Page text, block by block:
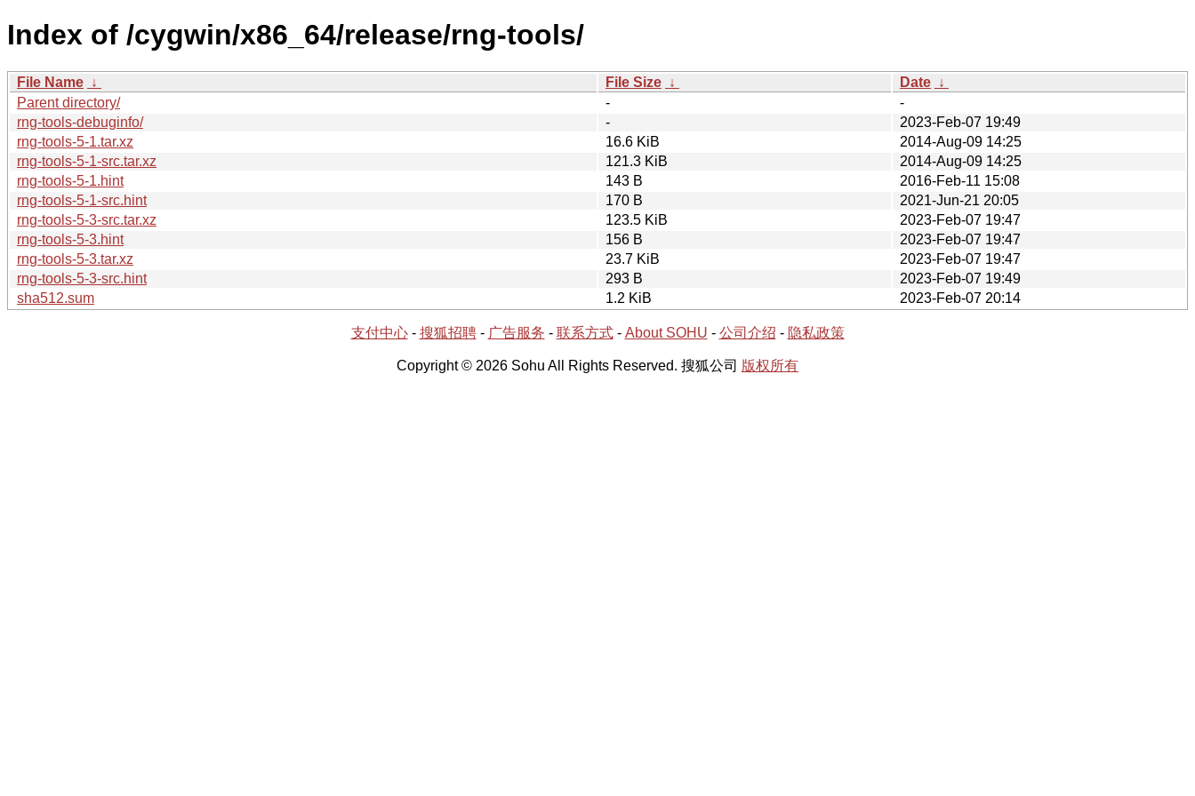
Index of /cygwin/x86_64/release/rng-tools/
File Name ↓ File Size ↓ Date ↓
Parent directory/
-
-
rng-tools-debuginfo/
-
2023-Feb-07 19:49
rng-tools-5-1.tar.xz
16.6 KiB
2014-Aug-09 14:25
rng-tools-5-1-src.tar.xz
121.3 KiB
2014-Aug-09 14:25
rng-tools-5-1.hint
143 B
2016-Feb-11 15:08
rng-tools-5-1-src.hint
170 B
2021-Jun-21 20:05
rng-tools-5-3-src.tar.xz
123.5 KiB
2023-Feb-07 19:47
rng-tools-5-3.hint
156 B
2023-Feb-07 19:47
rng-tools-5-3.tar.xz
23.7 KiB
2023-Feb-07 19:47
rng-tools-5-3-src.hint
293 B
2023-Feb-07 19:49
sha512.sum
1.2 KiB 2023-Feb-07 20:14
支付中心- 搜狐招聘- 广告服务 - 联系方式- About SOHU - 公司介绍 - 隐私政策
Copyright © 2026 Sohu All Rights Reserved. 搜狐公司 版权所有